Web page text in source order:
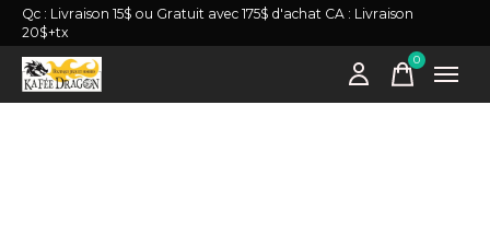
Qc : Livraison 15$ ou Gratuit avec 175$ d'achat CA : Livraison
20$+tx
0items